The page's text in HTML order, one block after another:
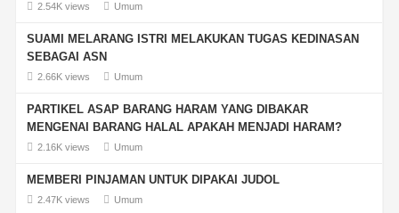
2.54K views Umum
SUAMI MELARANG ISTRI MELAKUKAN TUGAS KEDINASAN
SEBAGAI ASN
2.66K views Umum
PARTIKEL ASAP BARANG HARAM YANG DIBAKAR
MENGENAI BARANG HALAL APAKAH MENJADI HARAM?
2.16K views Umum
MEMBERI PINJAMAN UNTUK DIPAKAI JUDOL
2.47K views Umum